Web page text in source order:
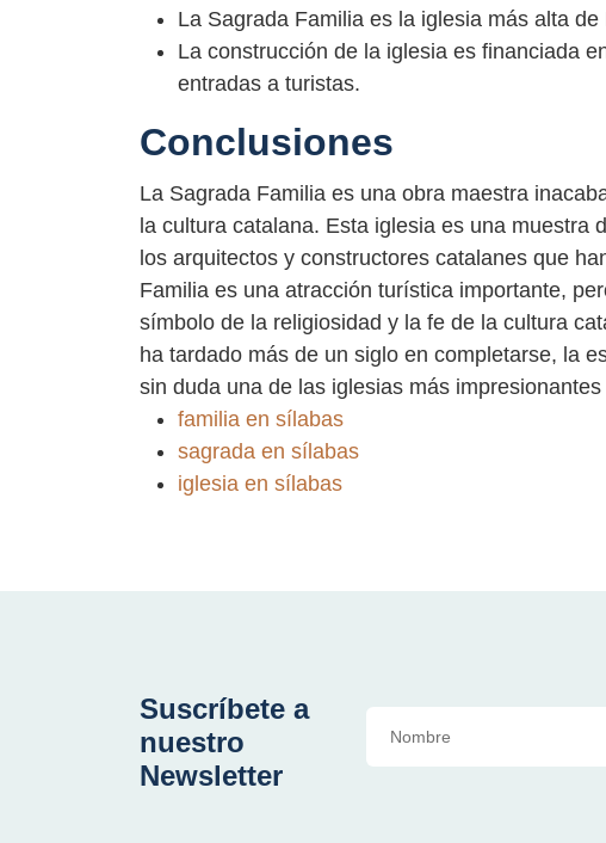
La Sagrada Familia es la iglesia más alta
La construcción de la iglesia es financiada
entradas a turistas.
Conclusiones
La Sagrada Familia es una obra maestra
la cultura catalana. Esta iglesia es una
los arquitectos y constructores catalanes que
Familia es una atracción turística importante,
símbolo de la religiosidad y la fe de la cultura
ha tardado más de un siglo en completarse, la
sin duda una de las iglesias más
familia en sílabas
sagrada en sílabas
iglesia en sílabas
Suscríbete a
nuestro
Newsletter